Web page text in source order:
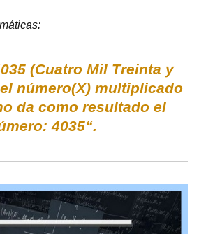
(Cuatro Mil Treinta y
número(X) multiplicado
da como resultado el
4035“.